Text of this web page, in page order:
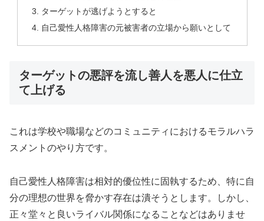
ターゲットが逃げようとすると
自己愛性人格障害の元被害者の立場から願いとして
ターゲットの悪評を流し善人を悪人に仕立
て上げる
これは学校や職場などのコミュニティにおけるモラルハラ
スメントのやり方です。
自己愛性人格障害は相対的優位性に固執するため、特に自
分の理想の世界を脅かす存在は潰そうとします。しかし、
正々堂々と良いライバル関係になることなどはありませ